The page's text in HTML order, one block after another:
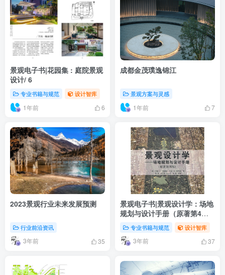
景观电子书|花园集 : 庭院景观
设计/ 6
专业书籍与规范 设计智库
1年前 6
成都金茂璞逸锦江
景观方案与灵感
1年前 7
2023景观行业未来发展预测
行业前沿资讯
3年前 35
景观电子书|景观设计学：场地
规划与设计手册（原著第4
版）专业书籍与规范 设计智库
3年前 37